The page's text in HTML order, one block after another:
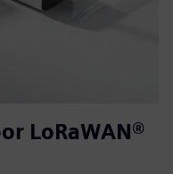
LoRaWAN®